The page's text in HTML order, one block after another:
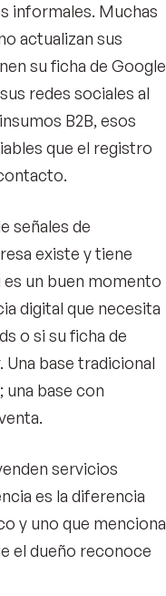
informales. Muchas
actualizan sus
su ficha de Google
redes sociales al
B2B, esos
que el registro
señales de
existe y tiene
es un buen momento
digital que necesita
o si su ficha de
Una base tradicional
base con
servicios
es la diferencia
y uno que menciona
el dueño reconoce